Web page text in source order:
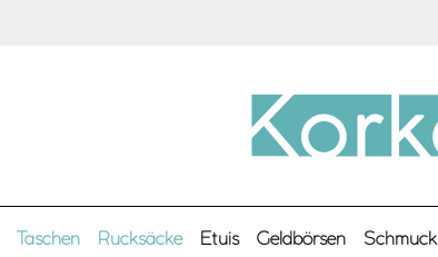
Taschen Rucksäcke Etuis Geldbörsen Schmuck